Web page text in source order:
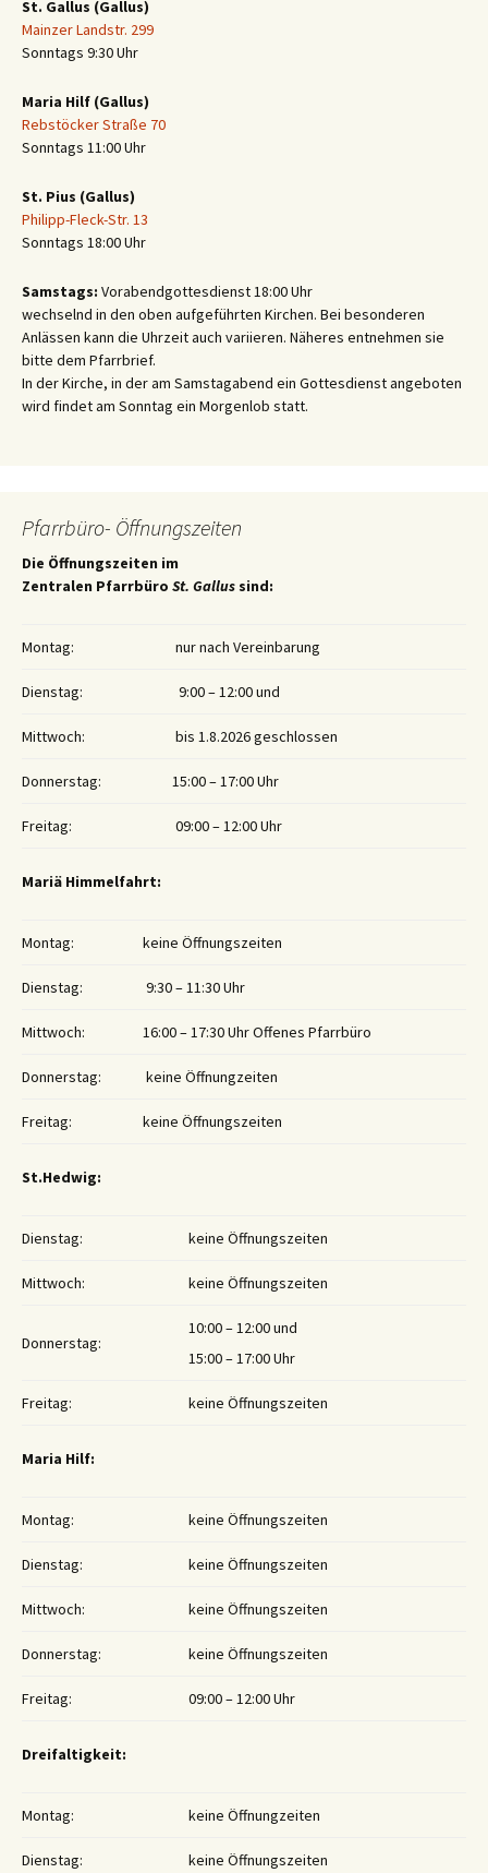
St. Gallus (Gallus)
Mainzer Landstr. 299
Sonntags 9:30 Uhr
Maria Hilf (Gallus)
Rebstöcker Straße 70
Sonntags 11:00 Uhr
St. Pius (Gallus)
Philipp-Fleck-Str. 13
Sonntags 18:00 Uhr
Samstags: Vorabendgottesdienst 18:00 Uhr
wechselnd in den oben aufgeführten Kirchen. Bei besonderen
Anlässen kann die Uhrzeit auch variieren. Näheres entnehmen sie
bitte dem Pfarrbrief.
In der Kirche, in der am Samstagabend ein Gottesdienst angeboten
wird findet am Sonntag ein Morgenlob statt.
Pfarrbüro- Öffnungszeiten
Die Öffnungszeiten im
Zentralen Pfarrbüro St. Gallus sind:
Montag: nur nach Vereinbarung
Dienstag: 9:00 – 12:00 und
Mittwoch: bis 1.8.2026 geschlossen
Donnerstag: 15:00 – 17:00 Uhr
Freitag: 09:00 – 12:00 Uhr
Mariä Himmelfahrt:
Montag: keine Öffnungszeiten
Dienstag: 9:30 – 11:30 Uhr
Mittwoch: 16:00 – 17:30 Uhr Offenes Pfarrbüro
Donnerstag: keine Öffnungzeiten
Freitag: keine Öffnungszeiten
St.Hedwig:
Dienstag: keine Öffnungszeiten
Mittwoch: keine Öffnungszeiten
Donnerstag:
10:00 – 12:00 und
15:00 – 17:00 Uhr
Freitag: keine Öffnungszeiten
Maria Hilf:
Montag: keine Öffnungszeiten
Dienstag: keine Öffnungszeiten
Mittwoch: keine Öffnungszeiten
Donnerstag: keine Öffnungszeiten
Freitag: 09:00 – 12:00 Uhr
Dreifaltigkeit:
Montag: keine Öffnungzeiten
Dienstag: keine Öffnungszeiten